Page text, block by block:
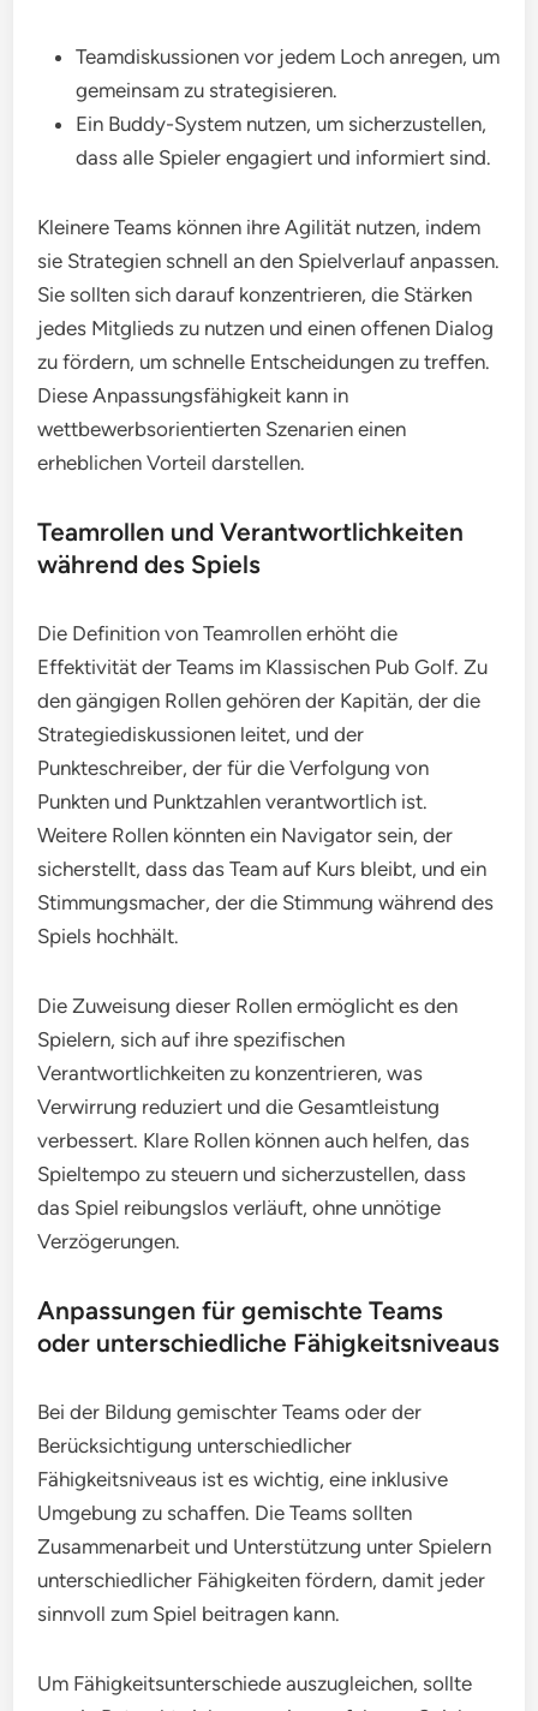
Teamdiskussionen vor jedem Loch anregen, um
gemeinsam zu strategisieren.
Ein Buddy-System nutzen, um sicherzustellen,
dass alle Spieler engagiert und informiert sind.
Kleinere Teams können ihre Agilität nutzen, indem
sie Strategien schnell an den Spielverlauf anpassen.
Sie sollten sich darauf konzentrieren, die Stärken
jedes Mitglieds zu nutzen und einen offenen Dialog
zu fördern, um schnelle Entscheidungen zu treffen.
Diese Anpassungsfähigkeit kann in
wettbewerbsorientierten Szenarien einen
erheblichen Vorteil darstellen.
Teamrollen und Verantwortlichkeiten
während des Spiels
Die Definition von Teamrollen erhöht die
Effektivität der Teams im Klassischen Pub Golf. Zu
den gängigen Rollen gehören der Kapitän, der die
Strategiediskussionen leitet, und der
Punkteschreiber, der für die Verfolgung von
Punkten und Punktzahlen verantwortlich ist.
Weitere Rollen könnten ein Navigator sein, der
sicherstellt, dass das Team auf Kurs bleibt, und ein
Stimmungsmacher, der die Stimmung während des
Spiels hochhält.
Die Zuweisung dieser Rollen ermöglicht es den
Spielern, sich auf ihre spezifischen
Verantwortlichkeiten zu konzentrieren, was
Verwirrung reduziert und die Gesamtleistung
verbessert. Klare Rollen können auch helfen, das
Spieltempo zu steuern und sicherzustellen, dass
das Spiel reibungslos verläuft, ohne unnötige
Verzögerungen.
Anpassungen für gemischte Teams
oder unterschiedliche Fähigkeitsniveaus
Bei der Bildung gemischter Teams oder der
Berücksichtigung unterschiedlicher
Fähigkeitsniveaus ist es wichtig, eine inklusive
Umgebung zu schaffen. Die Teams sollten
Zusammenarbeit und Unterstützung unter Spielern
unterschiedlicher Fähigkeiten fördern, damit jeder
sinnvoll zum Spiel beitragen kann.
Um Fähigkeitsunterschiede auszugleichen, sollte